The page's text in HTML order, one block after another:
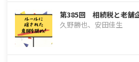
第385回 相続税と老舗
久野勝也、安田佳生